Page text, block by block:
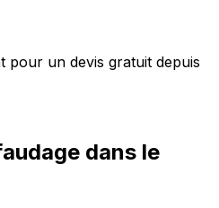
pour un devis gratuit depuis
dans le